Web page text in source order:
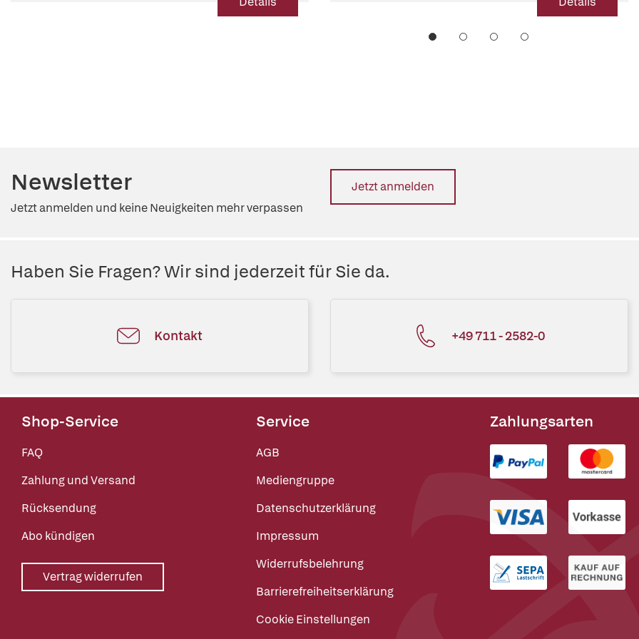
Newsletter
Jetzt anmelden und keine Neuigkeiten mehr verpassen
Jetzt anmelden
Haben Sie Fragen? Wir sind jederzeit für Sie da.
Kontakt +49 711 - 2582-0
Shop-Service
FAQ
Zahlung und Versand
Rücksendung
Abo kündigen
Vertrag widerrufen
Service
AGB
Mediengruppe
Datenschutzerklärung
Impressum
Widerrufsbelehrung
Barrierefreiheitserklärung
Cookie Einstellungen
Zahlungsarten